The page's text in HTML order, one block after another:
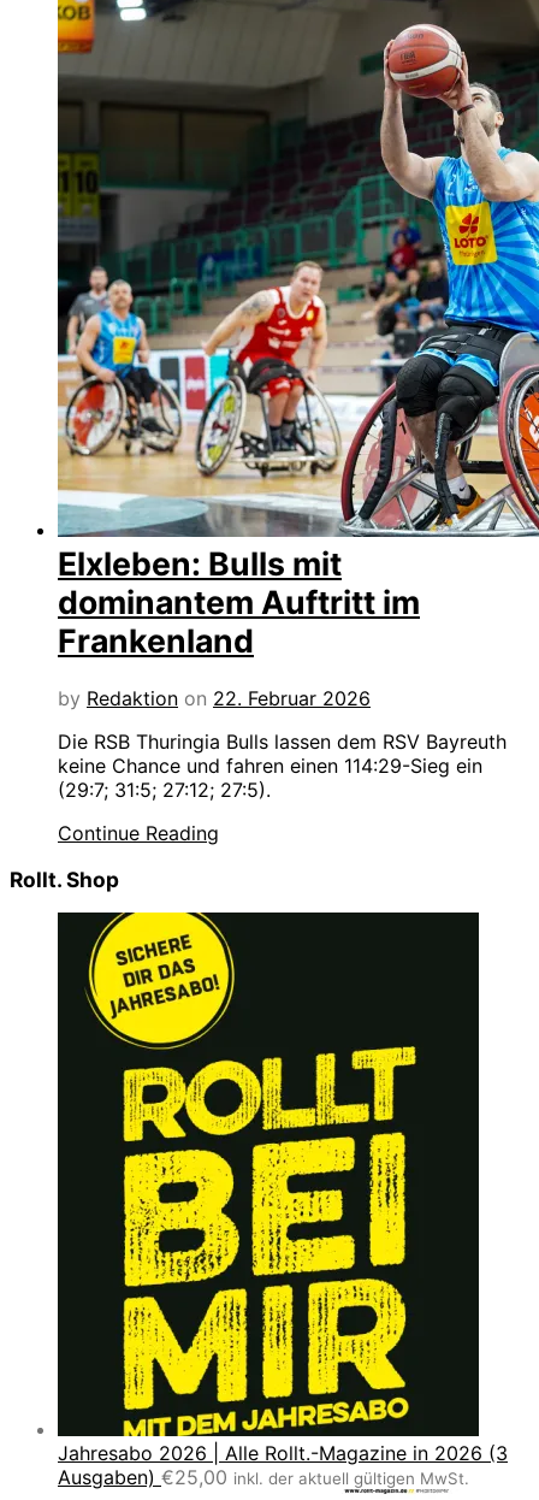
Elxleben: Bulls mit
dominantem Auftritt im
Frankenland
by Redaktion on 22. Februar 2026
Die RSB Thuringia Bulls lassen dem RSV Bayreuth
keine Chance und fahren einen 114:29-Sieg ein
(29:7; 31:5; 27:12; 27:5).
Continue Reading
Rollt. Shop
Jahresabo 2026 | Alle Rollt.-Magazine in 2026 (3
Ausgaben) €25,00 inkl. der aktuell gültigen MwSt.